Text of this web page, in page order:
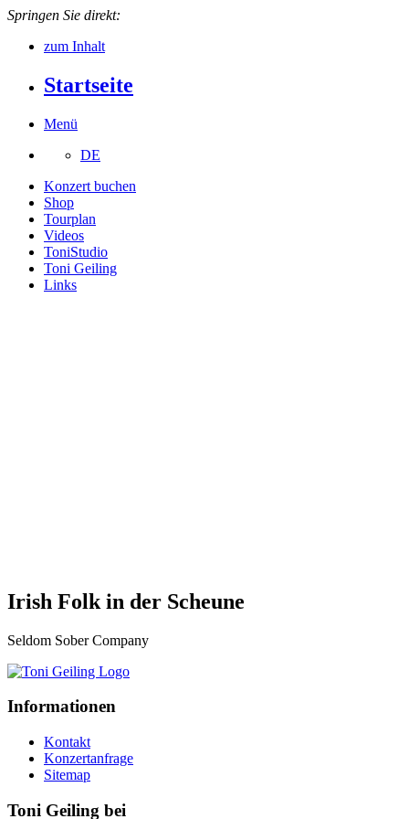
Springen Sie direkt:
zum Inhalt
Startseite
Menü
DE
Konzert buchen
Shop
Tourplan
Videos
ToniStudio
Toni Geiling
Links
Irish Folk in der Scheune
Seldom Sober Company
Informationen
Kontakt
Konzertanfrage
Sitemap
Toni Geiling bei